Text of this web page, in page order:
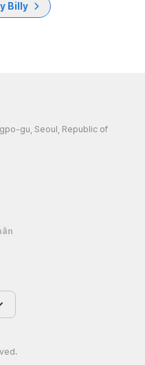
Billy
gu, Seoul, Republic of